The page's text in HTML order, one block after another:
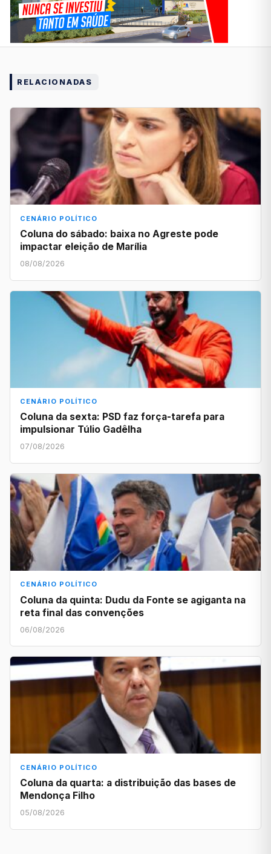
RELACIONADAS
CENÁRIO POLÍTICO
Coluna do sábado: baixa no Agreste pode
impactar eleição de Marília
08/08/2026
CENÁRIO POLÍTICO
Coluna da sexta: PSD faz força-tarefa para
impulsionar Túlio Gadêlha
07/08/2026
CENÁRIO POLÍTICO
Coluna da quinta: Dudu da Fonte se agiganta na
reta final das convenções
06/08/2026
CENÁRIO POLÍTICO
Coluna da quarta: a distribuição das bases de
Mendonça Filho
05/08/2026